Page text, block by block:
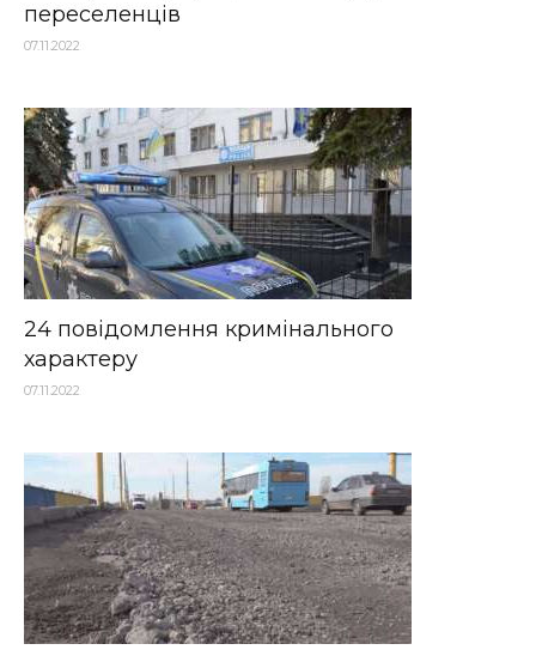
переселенців
07.11.2022
24 повідомлення кримінального
характеру
07.11.2022